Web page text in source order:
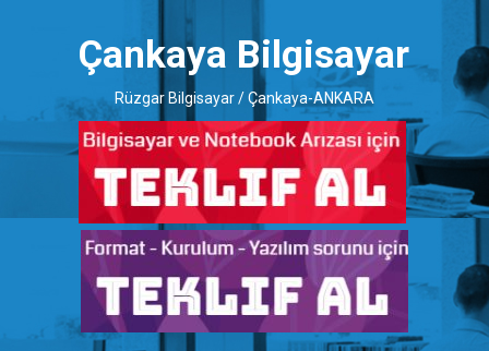
Çankaya Bilgisayar
Rüzgar Bilgisayar / Çankaya-ANKARA